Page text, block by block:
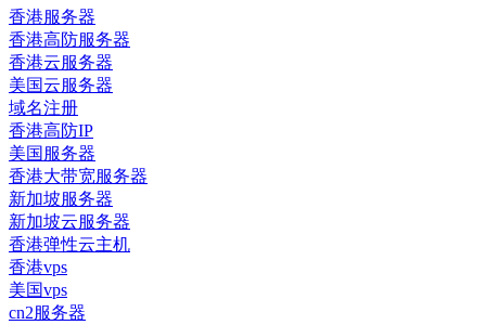
香港服务器
香港高防服务器
香港云服务器
美国云服务器
域名注册
香港高防IP
美国服务器
香港大带宽服务器
新加坡服务器
新加坡云服务器
香港弹性云主机
香港vps
美国vps
cn2服务器